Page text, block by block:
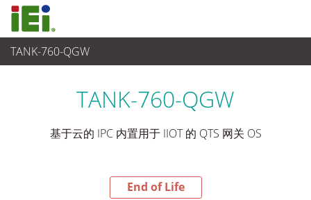
TANK-760-QGW
End-of-Life Products
TANK-760-QGW
基于云的 IPC 内置用于 IIOT 的 QTS 网关 OS
End of Life